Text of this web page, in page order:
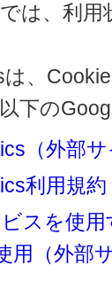
は、利用
は、
下の
（外部
利用規
ビスを使
用（外部